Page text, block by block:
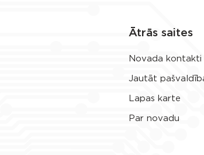
Ātrās saites
Novada kontakti
Jautāt
Lapas karte
Par novadu